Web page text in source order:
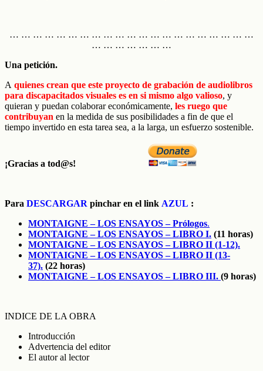
… … … … … … … … … … … … … … … … … … … … …
… … … … … … …
Una petición.
A quienes crean que este proyecto de grabación de audiolibros
para discapacitados visuales es en si mismo algo valioso, y
quieran y puedan colaborar económicamente, les ruego que
contribuyan en la medida de sus posibilidades a fin de que el
tiempo invertido en esta tarea sea, a la larga, un esfuerzo sostenible.
¡Gracias a tod@s!
Para DESCARGAR pinchar en el link AZUL :
MONTAIGNE – LOS ENSAYOS – Prólogos.
MONTAIGNE – LOS ENSAYOS – LIBRO I. (11 horas)
MONTAIGNE – LOS ENSAYOS – LIBRO II (1-12).
MONTAIGNE – LOS ENSAYOS – LIBRO II (13-
37). (22 horas)
MONTAIGNE – LOS ENSAYOS – LIBRO III. (9 horas)
INDICE DE LA OBRA
Introducción
Advertencia del editor
El autor al lector